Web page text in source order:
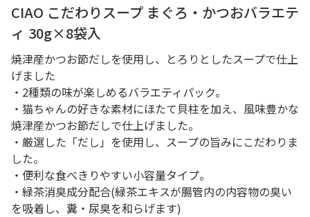
CIAO こだわりスープ まぐろ・かつおバラエテ
ィ 30g×8袋入
焼津産かつお節だしを使用し、とろりとしたスープで仕上
げました
・2種類の味が楽しめるバラエティパック。
・猫ちゃんの好きな素材にほたて貝柱を加え、風味豊かな
焼津産かつお節だしで仕上げました。
・厳選した「だし」を使用し、スープの旨みにこだわりま
した。
・便利な食べきりやすい小容量タイプ。
・緑茶消臭成分配合(緑茶エキスが腸管内の内容物の臭い
を吸着し、糞・尿臭を和らげます)